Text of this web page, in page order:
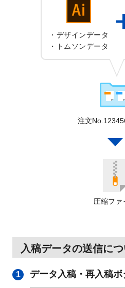
デザインデータ
トムソンデータ
注文
圧縮ファ
入稿データの送信に
1 データ入稿・再入稿